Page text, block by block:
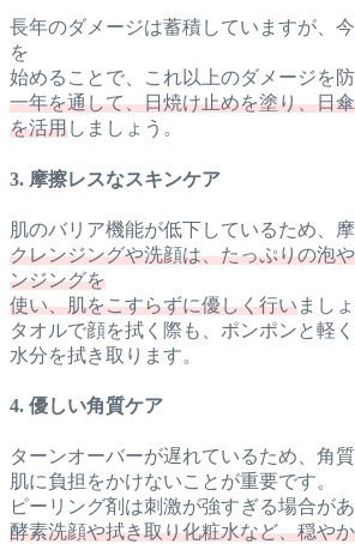
長年のダメージは蓄積していますが、
を
始めることで、これ以上のダメージを
一年を通して、日焼け止めを塗り、日
を活用しましょう。
3. 摩擦レスなスキンケア
肌のバリア機能が低下しているため、摩
クレンジングや洗顔は、たっぷりの泡
ンジングを
使い、肌をこすらずに優しく行いましょ
タオルで顔を拭く際も、ポンポンと軽
水分を拭き取ります。
4. 優しい角質ケア
ターンオーバーが遅れているため、角
肌に負担をかけないことが重要です。
ピーリング剤は刺激が強すぎる場合があ
酵素洗顔や拭き取り化粧水など、穏や